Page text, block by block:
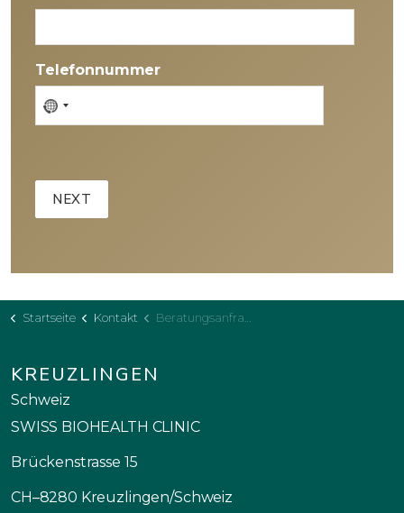
Telefonnummer
No
country
Startseite Kontakt Beratungsanfrage_10min
KREUZLINGEN
Schweiz
SWISS BIOHEALTH CLINIC
Brückenstrasse 15
CH–8280 Kreuzlingen/Schweiz